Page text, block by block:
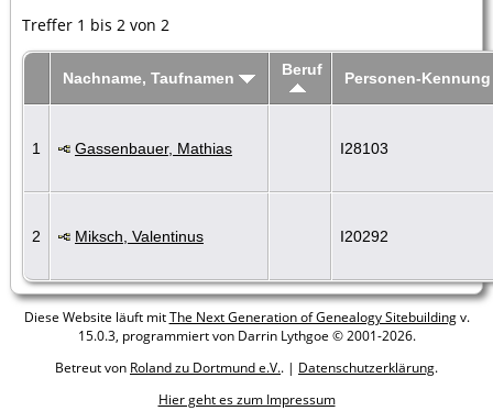
Treffer 1 bis 2 von 2
Nachname, Taufnamen Beruf Personen-Kennung
1 Gassenbauer, Mathias I28103
2 Miksch, Valentinus I20292
Diese Website läuft mitThe Next Generation of Genealogy Sitebuildingv.
15.0.3, programmiert von Darrin Lythgoe © 2001-2026.
Betreut von Roland zu Dortmund e.V.. | Datenschutzerklärung.
Hier geht es zum Impressum